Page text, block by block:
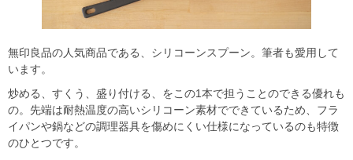
無印良品の人気商品である、シリコーンスプーン。筆者も愛用して
います。
炒める、すくう、盛り付ける、をこの1本で担うことのできる優れも
の。先端は耐熱温度の高いシリコーン素材でできているため、フラ
イパンや鍋などの調理器具を傷めにくい仕様になっているのも特徴
のひとつです。